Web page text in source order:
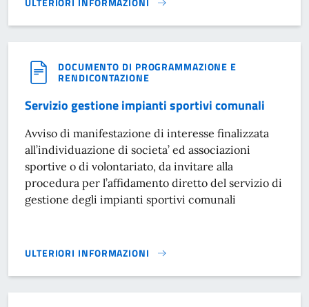
MANIFESTAZIONE INTERESSE LAVORI EFFICIENTAMENTO
DOCUMENTO DI PROGRAMMAZIONE E
RENDICONTAZIONE
Servizio gestione impianti sportivi comunali
Avviso di manifestazione di interesse finalizzata
all’individuazione di societa’ ed associazioni
sportive o di volontariato, da invitare alla
procedura per l’affidamento diretto del servizio di
gestione degli impianti sportivi comunali
ULTERIORI INFORMAZIONI
SERVIZIO GESTIONE IMPIANTI SPORTIVI COMUNALI}